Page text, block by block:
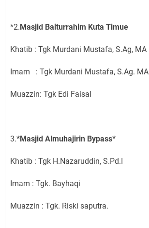
*2. Masjid Baiturrahim Kuta Timue
Khatib : Tgk Murdani Mustafa, S.Ag, MA
Imam : Tgk Murdani Mustafa, S.Ag. MA
Muazzin: Tgk Edi Faisal
3.*Masjid Almuhajirin Bypass*
Khatib : Tgk H.Nazaruddin, S.Pd.I
Imam : Tgk. Bayhaqi
Muazzin : Tgk. Riski saputra.